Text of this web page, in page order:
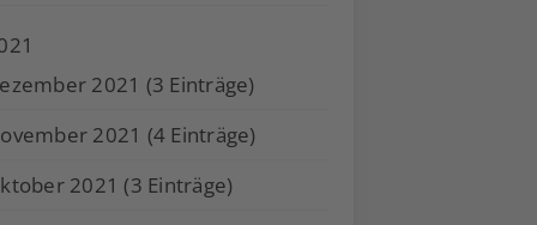
2021 (3 Einträge)
2021 (4 Einträge)
2021 (3 Einträge)